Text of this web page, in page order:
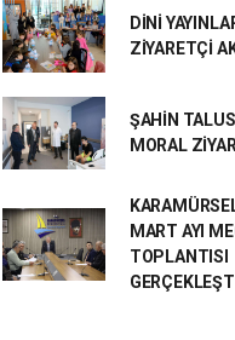
DİNİ
ZİYARETÇİ
ŞAHİN
MORAL
MART AYI
TOPLANTISI